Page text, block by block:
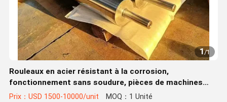
1/1
Rouleaux en acier résistant à la corrosion,
fonctionnement sans soudure, pièces de machines
d'emballage lourdes
Prix：USD 1500-10000/unit MOQ：1 Unité